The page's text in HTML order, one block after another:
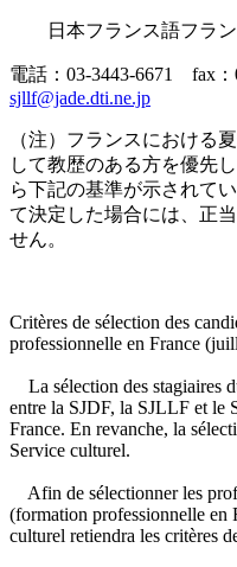
日本フランス語フラン
電話：03-3443-6671 fax
sjllf@jade.dti.ne.jp
（注）フランスにおける
して教歴のある方を優先
ら下記の基準が示されて
て決定した場合には、正
せん。
Critères de sélection des
professionnelle en France
La sélection des stagiaires
entre la SJDF, la SJLLF et le
France. En revanche, la
Service culturel.
Afin de sélectionner les
(formation professionnelle en
culturel retiendra les critères